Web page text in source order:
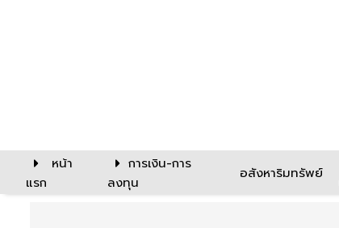
หน้า
แรก
การเงิน-การ
ลงทุน
อสังหาริมทรัพย์